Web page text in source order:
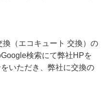
（エコキュート 交換）の
検索にて弊社HPを
いただき、弊社に交換の